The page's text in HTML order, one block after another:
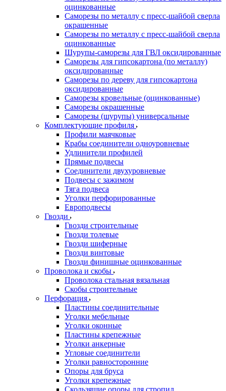
оцинкованные
Саморезы по металлу с пресс-шайбой сверла
окрашенные
Саморезы по металлу с пресс-шайбой сверла
оцинкованные
Шурупы-саморезы для ГВЛ оксидированные
Саморезы для гипсокартона (по металлу)
оксидированные
Саморезы по дереву для гипсокартона
оксидированные
Саморезы кровельные (оцинкованные)
Саморезы окрашенные
Саморезы (шурупы) универсальные
Комплектующие профиля
Профили маячковые
Крабы соединители одноуровневые
Удлинители профилей
Прямые подвесы
Соединители двухуровневые
Подвесы с зажимом
Тяга подвеса
Уголки перфорированные
Европодвесы
Гвозди
Гвозди строительные
Гвозди толевые
Гвозди шиферные
Гвозди винтовые
Гвозди финишные оцинкованные
Проволока и скобы
Проволока стальная вязальная
Скобы строительные
Перфорация
Пластины соединительные
Уголки мебельные
Уголки оконные
Пластины крепежные
Уголки анкерные
Угловые соединители
Уголки равносторонние
Опоры для бруса
Уголки крепежные
Скользящие опоры для стропил